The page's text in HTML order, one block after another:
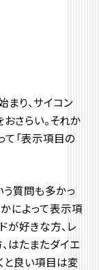
まり、サイコン
さらい。それか
「表示項目の
質問も多かっ
によって表示項
が好きな方、レ
はたまたダイエ
と良い項目は変